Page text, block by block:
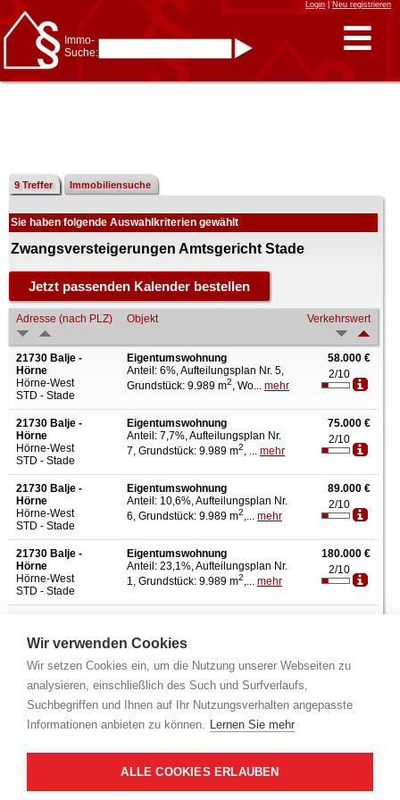
Wir verwenden Cookies
Wir setzen Cookies ein, um die Nutzung unserer Webseiten zu
analysieren, einschließlich des Such und Surfverlaufs,
Suchbegriffen und Ihnen auf Ihr Nutzungsverhalten angepasste
Informationen anbieten zu können. Lernen Sie mehr
ALLE COOKIES ERLAUBEN
Login| Neu registrieren
Immo-
Suche:
z.B.:15 Frankfurtfür
Frankfurt/Oder
und6 Frankfurtfür Frankfurt
Immobiliensuche
nach Kreis
nach Amtsgericht
9 Treffer Immobiliensuche
Sie haben folgende Auswahlkriterien gewählt
Zwangsversteigerungen Amtsgericht Stade
Adresse (nach PLZ) Objekt Verkehrswert
21730 Balje -
Hörne
Hörne-West
STD - Stade
Eigentumswohnung
Anteil: 6%, Aufteilungsplan Nr. 5,
Grundstück: 9.989 m2, Wo... mehr
58.000 €
2/10
21730 Balje -
Hörne
Hörne-West
STD - Stade
Eigentumswohnung
Anteil: 7,7%, Aufteilungsplan Nr.
7, Grundstück: 9.989 m2, ... mehr
75.000 €
2/10
21730 Balje -
Hörne
Hörne-West
STD - Stade
Eigentumswohnung
Anteil: 10,6%, Aufteilungsplan Nr.
6, Grundstück: 9.989 m2,... mehr
89.000 €
2/10
21730 Balje -
Hörne
Hörne-West
STD - Stade
Eigentumswohnung
Anteil: 23,1%, Aufteilungsplan Nr.
1, Grundstück: 9.989 m2,... mehr
180.000 €
2/10
Hohenwedeler
STD - Stade
80 m2, Nutzfl&a...
Drochtersen -
Drochtersen
Grundstück: 552 m2, Wohnfläche:
127 m2 , Nutzfl&...mehr
2/10
Acker-/Grünland
Grundstück: 233.933 m , ...mehr
2/10